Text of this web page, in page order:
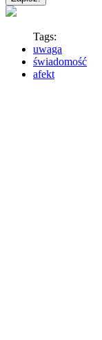
Tags:
uwaga
świadomość
afekt